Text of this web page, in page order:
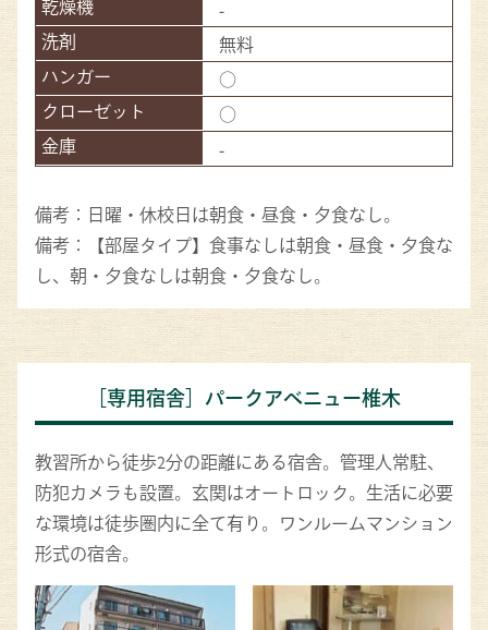
-
無料
○
○
-
備考：日曜・休校日は朝食・昼食・夕食なし。
備考：【部屋タイプ】食事なしは朝食・昼食・夕食な
し、朝・夕食なしは朝食・夕食なし。
［専用宿舎］パークアベニュー椎木
教習所から徒歩2分の距離にある宿舎。管理人常駐、
防犯カメラも設置。玄関はオートロック。生活に必要
な環境は徒歩圏内に全て有り。ワンルームマンション
形式の宿舎。